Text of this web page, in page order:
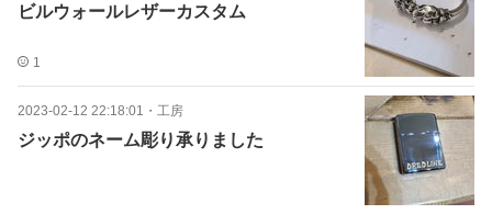
ビルウォールレザーカスタム
1
2023-02-12 22:18:01 ・ 工房
ジッポのネーム彫り承りました